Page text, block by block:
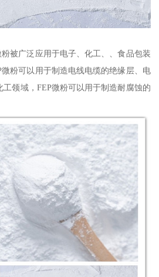
被广泛应用于电子、化工、、食品包装
粉可以用于制造电线电缆的绝缘层、电
领域，FEP微粉可以用于制造耐腐蚀的